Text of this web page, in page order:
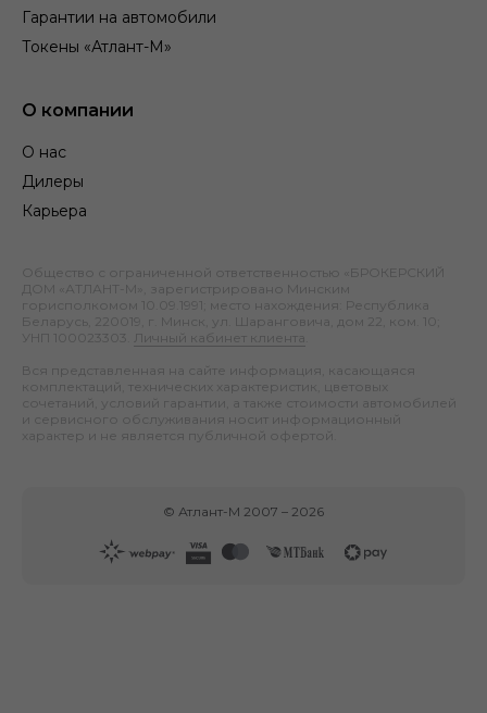
Гарантии на автомобили
Токены «Атлант-М»
О компании
О нас
Дилеры
Карьера
Общество с ограниченной ответственностью «БРОКЕРСКИЙ
ДОМ «АТЛАНТ-М», зарегистрировано Минским
горисполкомом 10.09.1991; место нахождения: Республика
Беларусь, 220019, г. Минск, ул. Шаранговича, дом 22, ком. 10;
УНП 100023303.
Личный кабинет клиента
Вся представленная на сайте информация, касающаяся
комплектаций, технических характеристик, цветовых
сочетаний, условий гарантии, а также стоимости автомобилей
и сервисного обслуживания носит информационный
характер и не является публичной офертой.
© Атлант-М 2007 – 2026